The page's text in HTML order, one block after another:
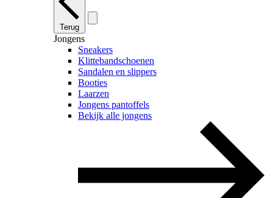
Terug
Jongens
Sneakers
Klittebandschoenen
Sandalen en slippers
Booties
Laarzen
Jongens pantoffels
Bekijk alle jongens